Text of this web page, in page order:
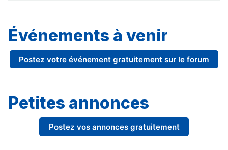
Événements à venir
Postez votre événement gratuitement sur le forum
Petites annonces
Postez vos annonces gratuitement